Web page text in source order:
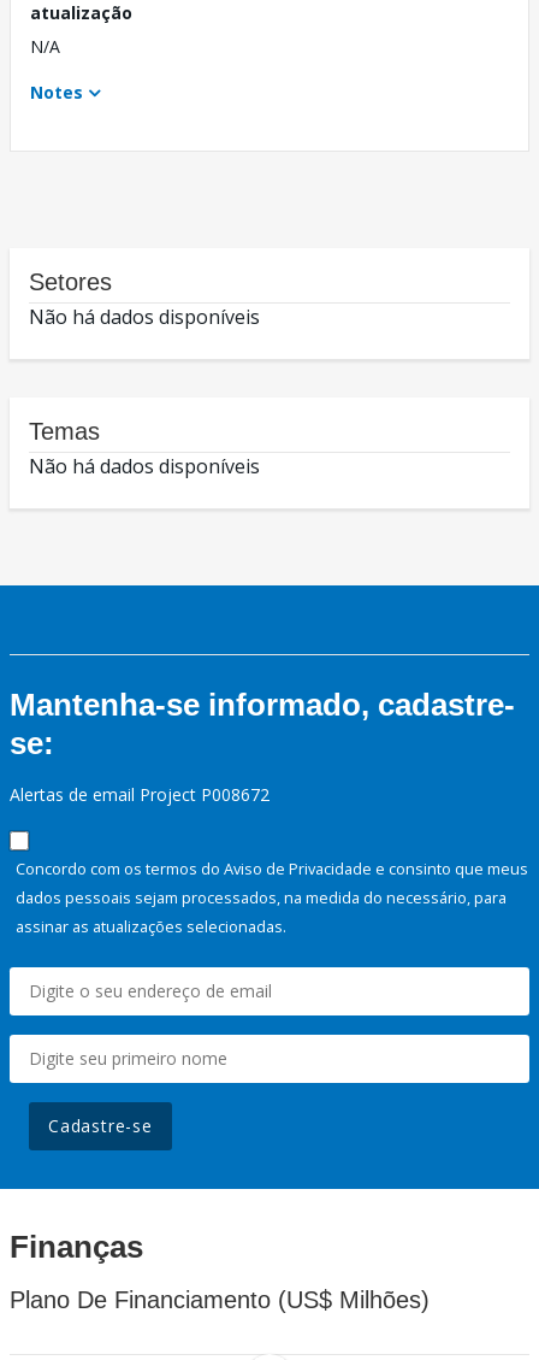
atualização
N/A
Notes
Setores
Não há dados disponíveis
Temas
Não há dados disponíveis
Mantenha-se informado, cadastre-
se:
Alertas de email Project P008672
Concordo com os termos do Aviso de Privacidade e consinto que meus
dados pessoais sejam processados, na medida do necessário, para
assinar as atualizações selecionadas.
Cadastre-se
Finanças
Plano De Financiamento (US$ Milhões)